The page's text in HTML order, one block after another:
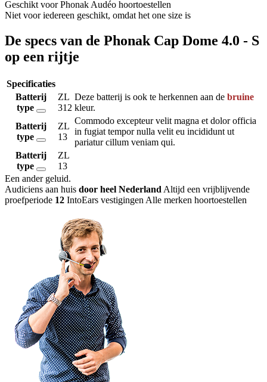
Geschikt voor Phonak Audéo hoortoestellen
Niet voor iedereen geschikt, omdat het one size is
De specs van de Phonak Cap Dome 4.0 - S
op een rijtje
Specificaties
Batterij
type
ZL
312
Deze batterij is ook te herkennen aan de bruine
kleur.
Batterij
type
ZL
13
Commodo excepteur velit magna et dolor officia
in fugiat tempor nulla velit eu incididunt ut
pariatur cillum veniam qui.
Batterij
type
ZL
13
Een ander geluid.
Audiciens aan huis door heel Nederland Altijd een vrijblijvende
proefperiode 12 IntoEars vestigingen Alle merken hoortoestellen